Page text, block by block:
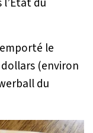
le
(environ
du